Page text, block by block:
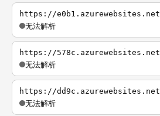
https://e0b1.azurewebsites.net
无法解析
https://578c.azurewebsites.net
无法解析
https://dd9c.azurewebsites.net
无法解析